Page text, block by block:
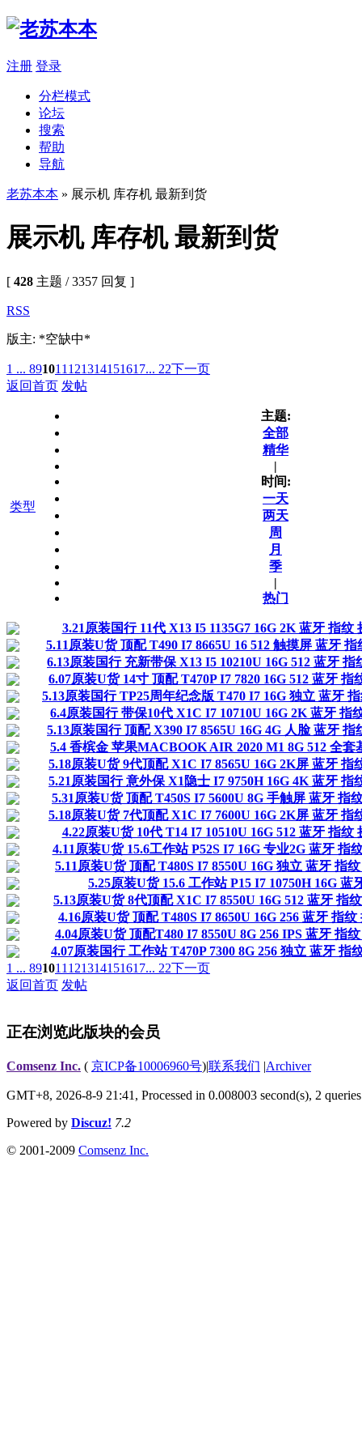
注册 登录
分栏模式
论坛
搜索
帮助
导航
老苏本本 » 展示机 库存机 最新到货
展示机 库存机 最新到货
[ 428 主题 / 3357 回复 ]
RSS
版主: *空缺中*
1 ... 891011 121314151617... 22下一页
返回首页 发帖
类型
主题:
全部
精华
|
时间:
一天
两天
周
月
季
|
热门
3.21原装国行 11代 X13 I5 1135G7 16G 2K 蓝牙 指纹
5.11原装U货 顶配 T490 I7 8665U 16 512 触摸屏 蓝牙 指
6.13原装国行 充新带保 X13 I5 10210U 16G 512 蓝牙 指
6.07原装U货 14寸 顶配 T470P I7 7820 16G 512 蓝牙 指
5.13原装国行 TP25周年纪念版 T470 I7 16G 独立 蓝牙
6.4原装国行 带保10代 X1C I7 10710U 16G 2K 蓝牙 指
5.13原装国行 顶配 X390 I7 8565U 16G 4G 人脸 蓝牙 指
5.4 香槟金 苹果MACBOOK AIR 2020 M1 8G 512 全套
5.18原装U货 9代顶配 X1C I7 8565U 16G 2K屏 蓝牙 指
5.21原装国行 意外保 X1隐士 I7 9750H 16G 4K 蓝牙 指
5.31原装U货 顶配 T450S I7 5600U 8G 手触屏 蓝牙 指
5.18原装U货 7代顶配 X1C I7 7600U 16G 2K屏 蓝牙 指
4.22原装U货 10代 T14 I7 10510U 16G 512 蓝牙 指纹
4.11原装U货 15.6工作站 P52S I7 16G 专业2G 蓝牙 指
5.11原装U货 顶配 T480S I7 8550U 16G 独立 蓝牙 指
5.25原装U货 15.6 工作站 P15 I7 10750H 16G 蓝
5.13原装U货 8代顶配 X1C I7 8550U 16G 512 蓝牙 指
4.16原装U货 顶配 T480S I7 8650U 16G 256 蓝牙 指纹
4.04原装U货 顶配T480 I7 8550U 8G 256 IPS 蓝牙 指
4.07原装国行 工作站 T470P 7300 8G 256 独立 蓝牙 指
1 ... 891011 121314151617... 22下一页
返回首页 发帖
正在浏览此版块的会员
Comsenz Inc. ( 京ICP备10006960号)|联系我们 |Archiver
GMT+8, 2026-8-9 21:41, Processed in 0.008003 second(s), 2 queries
Powered by Discuz! 7.2
© 2001-2009 Comsenz Inc.